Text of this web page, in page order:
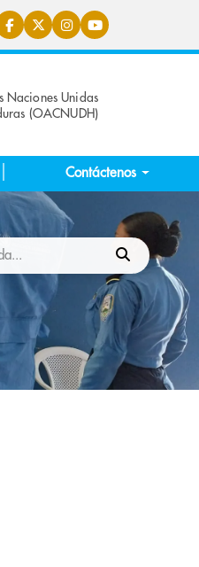
Naciones Unidas
(OACNUDH)
Contáctenos